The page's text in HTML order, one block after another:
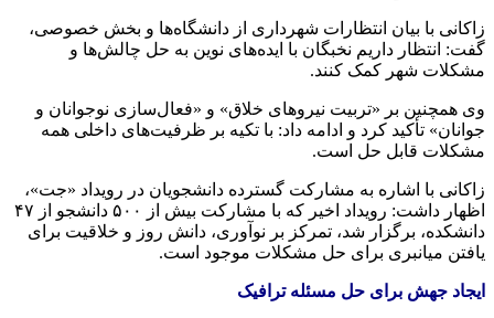
زاکانی با بیان انتظارات شهرداری از دانشگاه‌ها و بخش خصوصی،
گفت: انتظار داریم نخبگان با ایده‌های نوین به حل چالش‌ها و
مشکلات شهر کمک کنند.
وی همچنین بر «تربیت نیروهای خلاق» و «فعال‌سازی نوجوانان و
جوانان» تأکید کرد و ادامه داد: با تکیه بر ظرفیت‌های داخلی همه
مشکلات قابل حل است.
زاکانی با اشاره به مشارکت گسترده دانشجویان در رویداد «جت»،
اظهار داشت: رویداد اخیر که با مشارکت بیش از ۵۰۰ دانشجو از ۴۷
دانشکده، برگزار شد، تمرکز بر نوآوری، دانش روز و خلاقیت برای
یافتن میانبری برای حل مشکلات موجود است.
ایجاد جهش برای حل مسئله ترافیک